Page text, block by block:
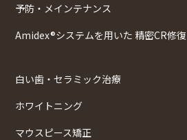
予防・メインテナンス
Amidex®システムを用いた 精密CR修復
白い歯・セラミック治療
ホワイトニング
マウスピース矯正